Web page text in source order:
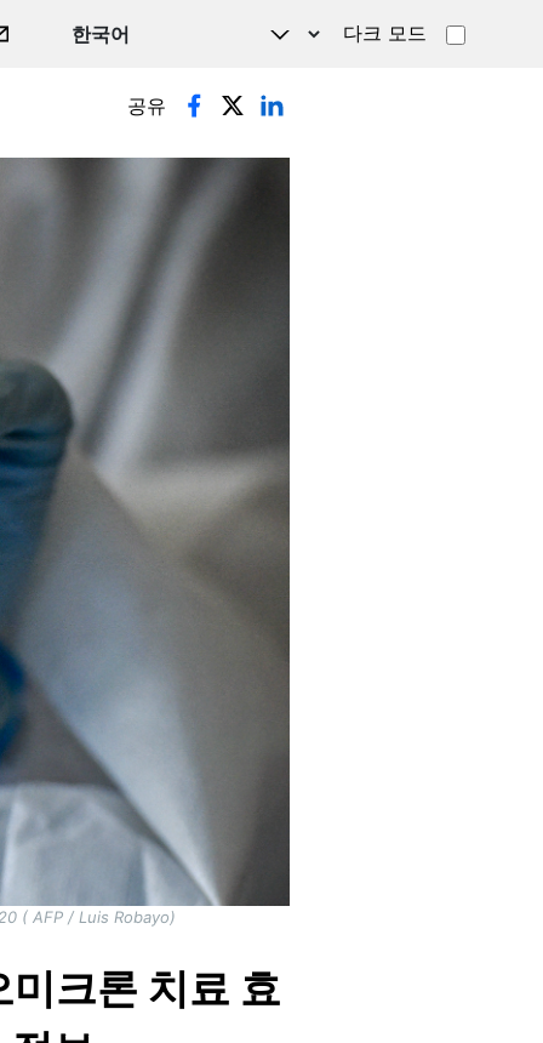
다크 모드
공유
( AFP / Luis Robayo)
크론 치료 효